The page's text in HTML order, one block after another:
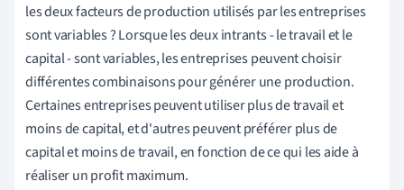
les deux facteurs de production utilisés par les entreprises
sont variables ? Lorsque les deux intrants - le travail et le
capital - sont variables, les entreprises peuvent choisir
différentes combinaisons pour générer une production.
Certaines entreprises peuvent utiliser plus de travail et
moins de capital, et d'autres peuvent préférer plus de
capital et moins de travail, en fonction de ce qui les aide à
réaliser un profit maximum.